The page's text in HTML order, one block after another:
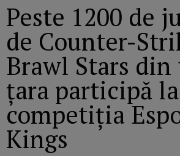
Peste 1200 de
de Counter-
Brawl Stars din
țara participă la
competiția
Kings